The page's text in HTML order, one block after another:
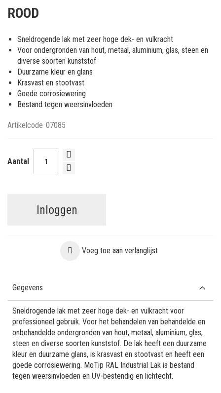
afbeeldingen-
ROOD
Sneldrogende lak met zeer hoge dek- en vulkracht
Voor ondergronden van hout, metaal, aluminium, glas, steen en
diverse soorten kunststof
Duurzame kleur en glans
Krasvast en stootvast
Goede corrosiewering
Bestand tegen weersinvloeden
Artikelcode 07085
Aantal
Inloggen
Voeg toe aan verlanglijst
Gegevens
Sneldrogende lak met zeer hoge dek- en vulkracht voor
professioneel gebruik. Voor het behandelen van behandelde en
onbehandelde ondergronden van hout, metaal, aluminium, glas,
steen en diverse soorten kunststof. De lak heeft een duurzame
kleur en duurzame glans, is krasvast en stootvast en heeft een
goede corrosiewering. MoTip RAL Industrial Lak is bestand
tegen weersinvloeden en UV-bestendig en lichtecht.